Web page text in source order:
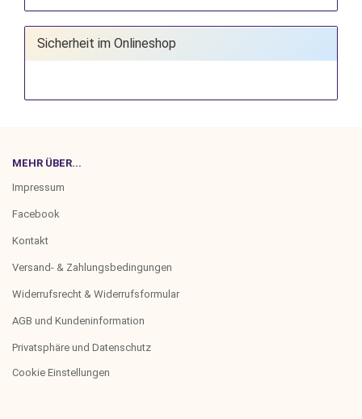
Sicherheit im Onlineshop
MEHR ÜBER...
Impressum
Facebook
Kontakt
Versand- & Zahlungsbedingungen
Widerrufsrecht & Widerrufsformular
AGB und Kundeninformation
Privatsphäre und Datenschutz
Cookie Einstellungen